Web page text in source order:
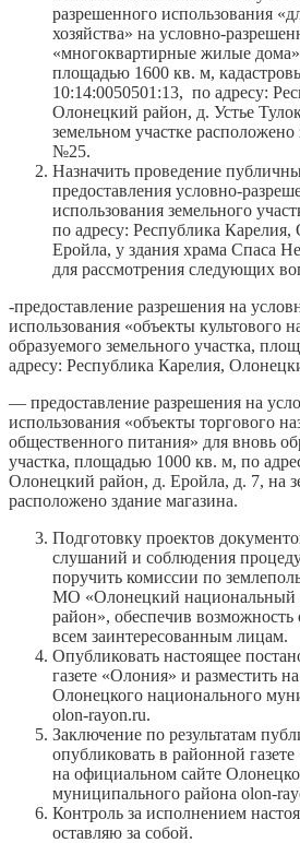
разрешенного использования
хозяйства» на условно-
«многоквартирные жилые дома»
площадью 1600 кв. м,
10:14:0050501:13, по адресу:
Олонецкий район, д. Устье
земельном участке
№25.
Назначить проведение
предоставления условно-
использования земельного
по адресу: Республика
Еройла, у здания храма Спаса
для рассмотрения следующих
-предоставление разрешения на
использования «объекты культового
образуемого земельного участка,
адресу: Республика Карелия,
— предоставление разрешения на
использования «объекты торгового
общественного питания» для вновь
участка, площадью 1000 кв. м, по
Олонецкий район, д. Еройла, д. 7, на
расположено здание магазина.
Подготовку проектов
слушаний и соблюдения
поручить комиссии по
МО «Олонецкий национальный
район», обеспечив
всем заинтересованным лицам.
Опубликовать настоящее
газете «Олония» и разместить
Олонецкого национального
olon-rayon.ru.
Заключение по результатам
опубликовать в районной
на официальном сайте
муниципального района olon-
Контроль за исполнением
оставляю за собой.